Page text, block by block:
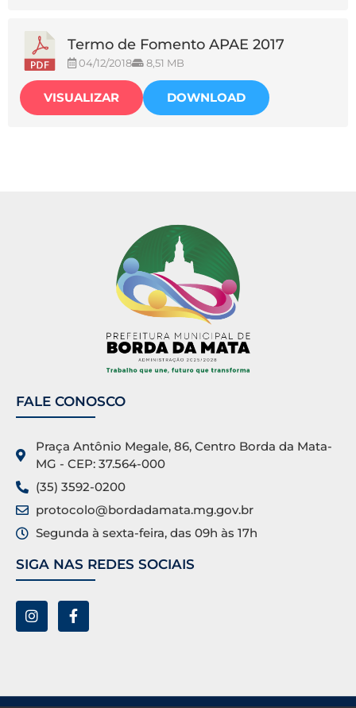
Termo de Fomento APAE 2017
04/12/2018 8,51 MB
VISUALIZAR DOWNLOAD
FALE CONOSCO
Praça Antônio Megale, 86, Centro Borda da Mata-
MG - CEP: 37.564-000
(35) 3592-0200
protocolo@bordadamata.mg.gov.br
Segunda à sexta-feira, das 09h às 17h
SIGA NAS REDES SOCIAIS